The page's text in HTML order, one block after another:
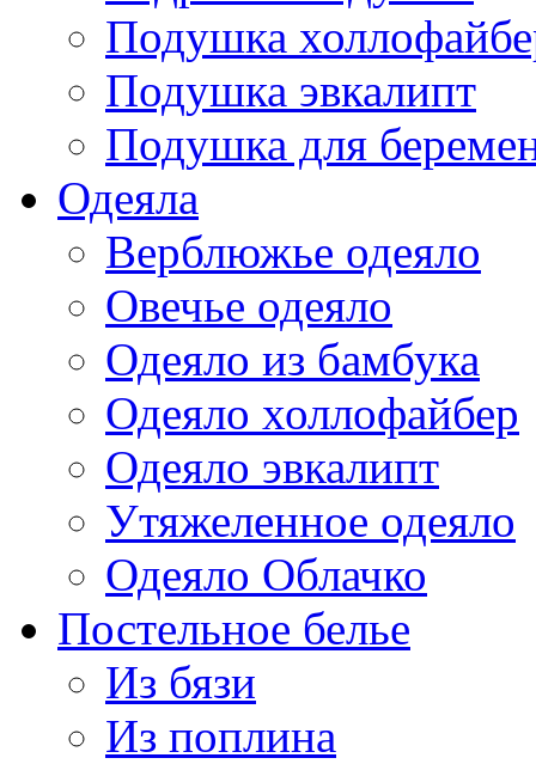
Подушка
Подушка эвкалипт
Подушка для
Одеяла
Верблюжье одеяло
Овечье одеяло
Одеяло из бамбука
Одеяло холлофайбер
Одеяло эвкалипт
Утяжеленное одеяло
Одеяло Облачко
Постельное белье
Из бязи
Из поплина